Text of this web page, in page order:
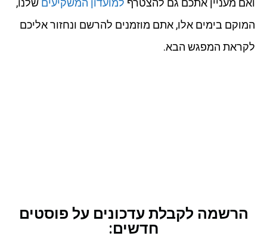
ואם מעניין אתכם גם להצטרף למועדון המשקיעים שלנו,
המוקם בימים אלו, אתם מוזמנים להרשם ונחזור אליכם
לקראת המפגש הבא.
הרשמה לקבלת עדכונים על פוסטים
חדשים: